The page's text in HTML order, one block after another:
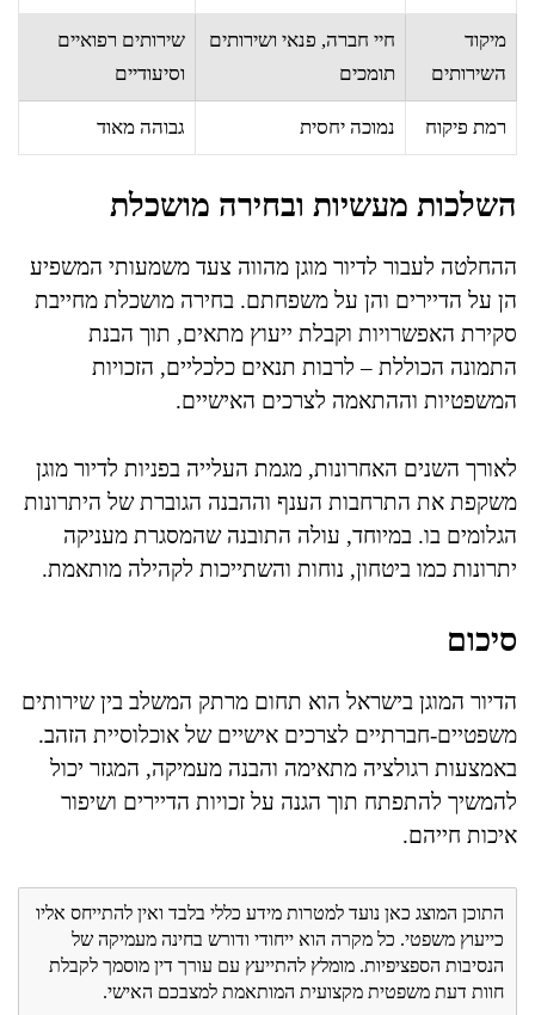
מיקוד
השירותים
חיי חברה, פנאי ושירותים
תומכים
שירותים רפואיים
וסיעודיים
רמת פיקוח נמוכה יחסית גבוהה מאוד
השלכות מעשיות ובחירה מושכלת
ההחלטה לעבור לדיור מוגן מהווה צעד משמעותי המשפיע
הן על הדיירים והן על משפחתם. בחירה מושכלת מחייבת
סקירת האפשרויות וקבלת ייעוץ מתאים, תוך הבנת
התמונה הכוללת – לרבות תנאים כלכליים, הזכויות
המשפטיות וההתאמה לצרכים האישיים.
לאורך השנים האחרונות, מגמת העלייה בפניות לדיור מוגן
משקפת את התרחבות הענף וההבנה הגוברת של היתרונות
הגלומים בו. במיוחד, עולה התובנה שהמסגרת מעניקה
יתרונות כמו ביטחון, נוחות והשתייכות לקהילה מותאמת.
סיכום
הדיור המוגן בישראל הוא תחום מרתק המשלב בין שירותים
משפטיים-חברתיים לצרכים אישיים של אוכלוסיית הזהב.
באמצעות רגולציה מתאימה והבנה מעמיקה, המגזר יכול
להמשיך להתפתח תוך הגנה על זכויות הדיירים ושיפור
איכות חייהם.
התוכן המוצג כאן נועד למטרות מידע כללי בלבד ואין להתייחס אליו
כייעוץ משפטי. כל מקרה הוא ייחודי ודורש בחינה מעמיקה של
הנסיבות הספציפיות. מומלץ להתייעץ עם עורך דין מוסמך לקבלת
חוות דעת משפטית מקצועית המותאמת למצבכם האישי.